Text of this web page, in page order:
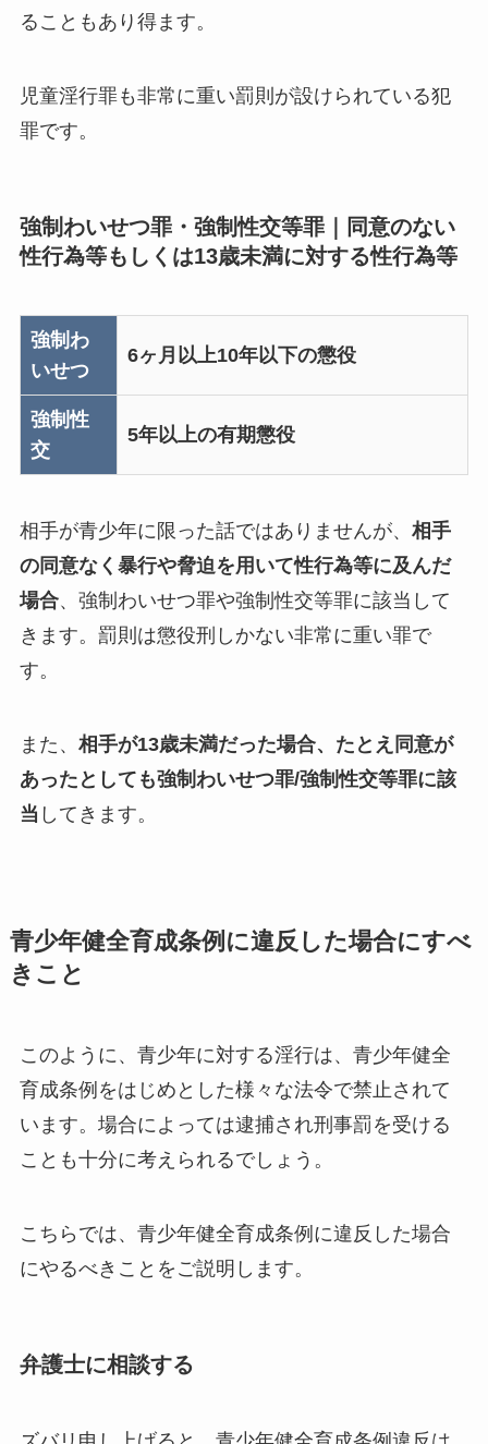
ることもあり得ます。
児童淫行罪も非常に重い罰則が設けられている犯
罪です。
強制わいせつ罪・強制性交等罪｜同意のない
性行為等もしくは13歳未満に対する性行為等
強制わ
いせつ
6ヶ月以上10年以下の懲役
強制性
交
5年以上の有期懲役
相手が青少年に限った話ではありませんが、 相手
の同意なく暴行や脅迫を用いて性行為等に及んだ
場合、強制わいせつ罪や強制性交等罪に該当して
きます。罰則は懲役刑しかない非常に重い罪で
す。
また、 相手が13歳未満だった場合、たとえ同意が
あったとしても強制わいせつ罪/強制性交等罪に該
当 してきます。
青少年健全育成条例に違反した場合にすべ
きこと
このように、青少年に対する淫行は、青少年健全
育成条例をはじめとした様々な法令で禁止されて
います。場合によっては逮捕され刑事罰を受ける
ことも十分に考えられるでしょう。
こちらでは、青少年健全育成条例に違反した場合
にやるべきことをご説明します。
弁護士に相談する